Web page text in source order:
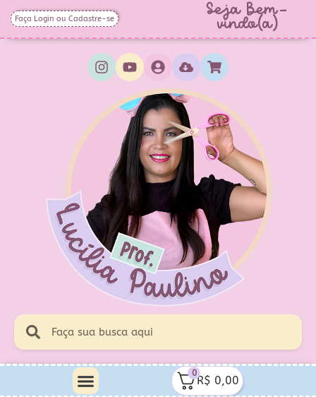
Faça Login ou Cadastre-se Seja Bem-
vindo(a)
0
R$ 0,00